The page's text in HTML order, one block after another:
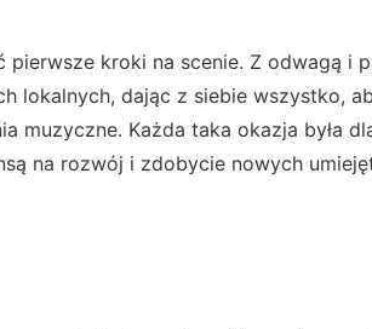
pierwsze kroki na scenie. Z odwagą i
lokalnych, dając z siebie wszystko,
muzyczne. Każda taka okazja była
na rozwój i zdobycie nowych